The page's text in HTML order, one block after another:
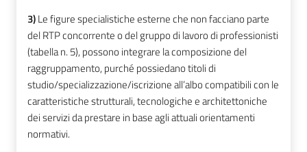
3)Le figure specialistiche esterne che non facciano parte
del RTP concorrente o del gruppo di lavoro di professionisti
(tabella n. 5), possono integrare la composizione del
raggruppamento, purché possiedano titoli di
studio/specializzazione/iscrizione all’albo compatibili con le
caratteristiche strutturali, tecnologiche e architettoniche
dei servizi da prestare in base agli attuali orientamenti
normativi.